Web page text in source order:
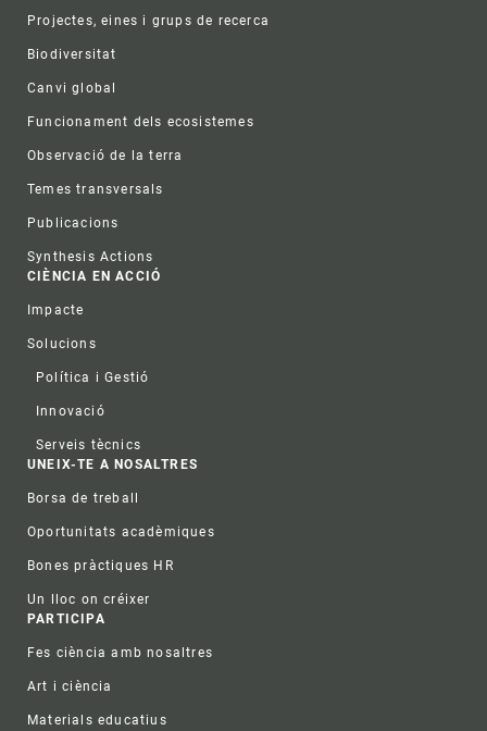
Projectes, eines i grups de recerca
Biodiversitat
Canvi global
Funcionament dels ecosistemes
Observació de la terra
Temes transversals
Publicacions
Synthesis Actions
CIÈNCIA EN ACCIÓ
Impacte
Solucions
Política i Gestió
Innovació
Serveis tècnics
UNEIX-TE A NOSALTRES
Borsa de treball
Oportunitats acadèmiques
Bones pràctiques HR
Un lloc on créixer
PARTICIPA
Fes ciència amb nosaltres
Art i ciència
Materials educatius